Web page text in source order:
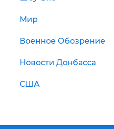
Мир
Военное Обозрение
Новости Донбасса
США